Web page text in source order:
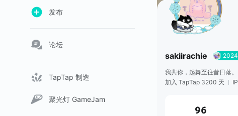
发布
论坛
TapTap 制造
聚光灯 GameJam
sakiirachie
我共你，起舞至往昔日落。
加入 TapTap 3200 天
96